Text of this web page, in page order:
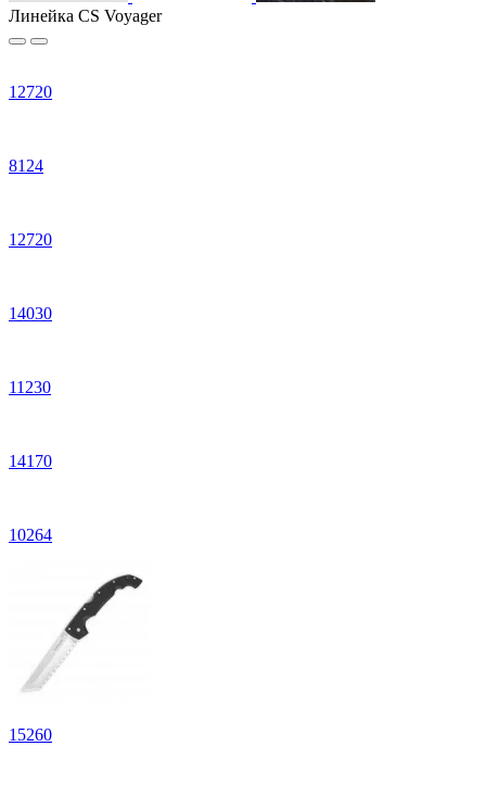
Линейка CS Voyager
12720
8124
12720
14030
11 230
14170
10264
15260